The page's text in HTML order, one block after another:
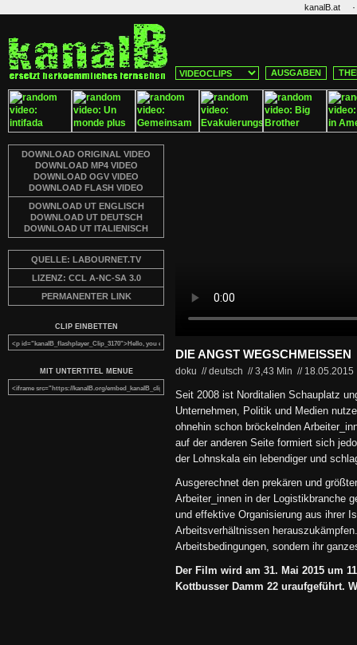
kanalB.at ·
AUSGABEN
DOWNLOAD ORIGINAL VIDEO
DOWNLOAD MP4 VIDEO
DOWNLOAD OGV VIDEO
DOWNLOAD FLASH VIDEO
DOWNLOAD UT ENGLISCH
DOWNLOAD UT DEUTSCH
DOWNLOAD UT ITALIENISCH
QUELLE: LABOURNET.TV
LIZENZ: CCL A-NC-SA 3.0
PERMANENTER LINK
CLIP EINBETTEN
MIT UNTERTITEL MENUE
DIE ANGST WEGSCHMEISSEN
doku // deutsch //3,43 Min // 18.05.2015
Seit 2008 ist Norditalien Schauplatz
Unternehmen, Politik und Medien
ohnehin schon bröckelnden
auf der anderen Seite formiert sich
der Lohnskala ein lebendiger und
Ausgerechnet den prekären und
Arbeiter_innen in der Logistikbranche
und effektive Organisierung aus ihrer
Arbeitsverhältnissen
Arbeitsbedingungen, sondern ihr
Der Film wird am 31. Mai 2015 um
Kottbusser Damm 22 uraufgeführt.